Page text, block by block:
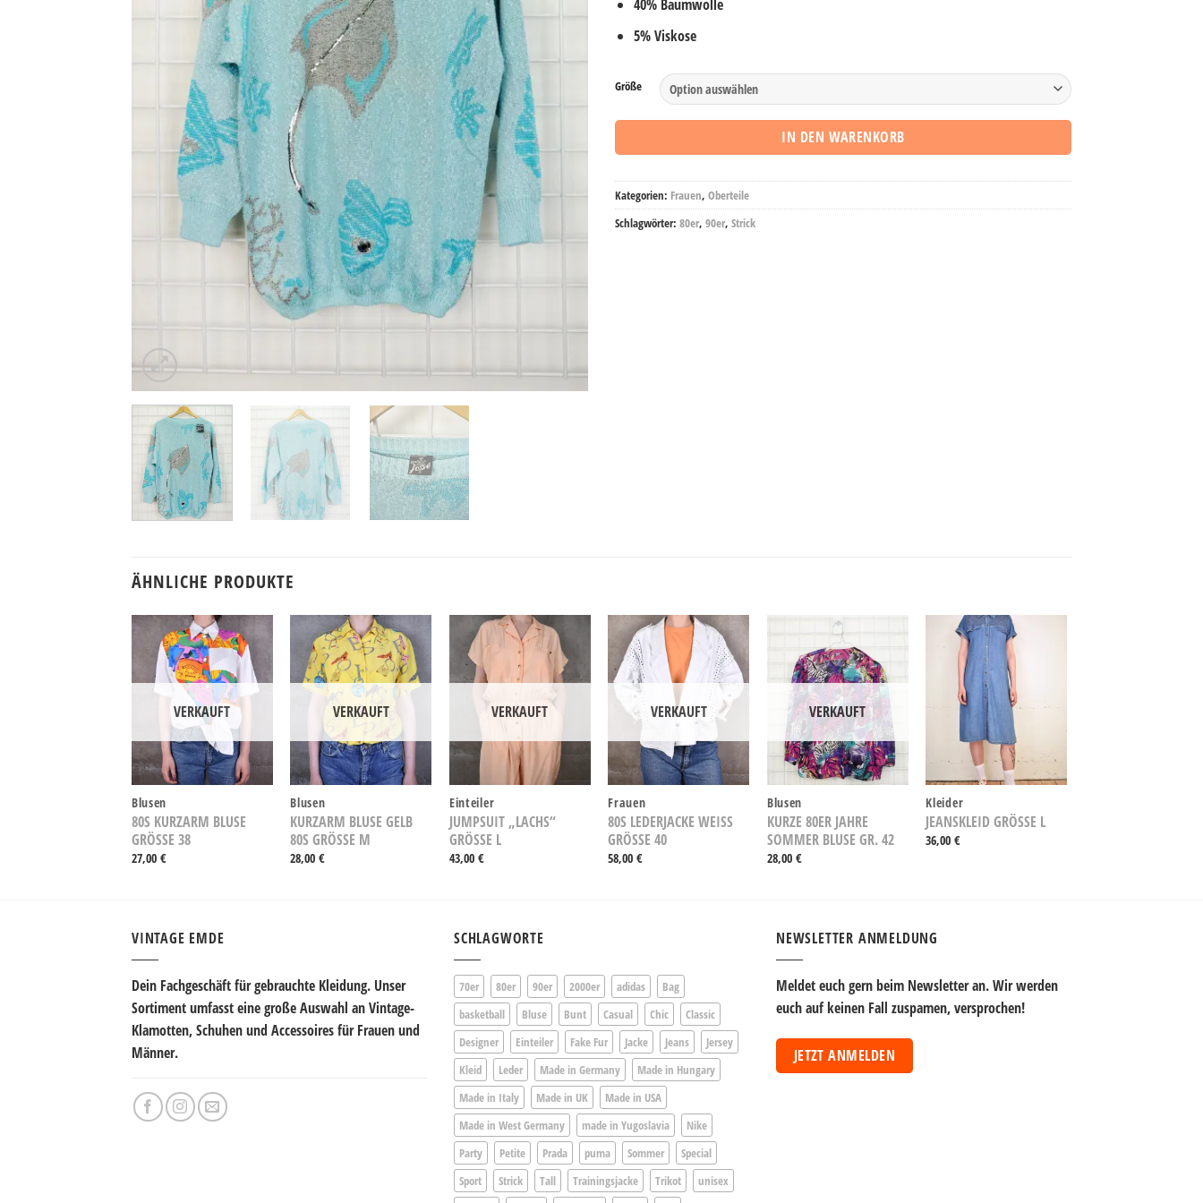
40% Baumwolle
5% Viskose
Größe
IN DEN WARENKORB
Alternative:
Kategorien: Frauen, Oberteile
Schlagwörter: 80er, 90er, Strick
ÄHNLICHE PRODUKTE
VERKAUFT
Blusen
80S KURZARM BLUSE
GRÖSSE 38
27,00 €
VERKAUFT
Blusen
KURZARM BLUSE GELB
80S GRÖSSE M
28,00€
VERKAUFT
Einteiler
JUMPSUIT „LACHS“
GRÖSSE L
43,00 €
VERKAUFT
Frauen
80S LEDERJACKE WEISS G
RÖSSE 40
58,00€
VERKAUFT
Blusen
KURZE 80ER JAHRE
SOMMER BLUSE GR. 42
28,00 €
Kleider
JEANSKLEID GRÖSSE L
36,00€
VINTAGE EMDE
Dein Fachgeschäft für gebrauchte Kleidung. Unser
Sortiment umfasst eine große Auswahl an Vintage-
Klamotten, Schuhen und Accessoires für Frauen und
Männer.
SCHLAGWORTE
70er 80er 90er 2000er adidas
Bag
basketball
Bluse Bunt Casual Chic
Classic
Designer
Einteiler Fake Fur Jacke Jeans
Jersey
Kleid
Leder Made in Germany
Made in Hungary
Made in Italy
Made in UK
Made in USA
Made in West Germany
made in Yugoslavia
Nike
Party
Petite Prada puma Sommer
Special
Sport
Strick Tall Trainingsjacke Trikot
unisex
NEWSLETTER ANMELDUNG
Meldet euch gern beim Newsletter an. Wir werden
euch auf keinen Fall zuspamen, versprochen!
JETZT ANMELDEN